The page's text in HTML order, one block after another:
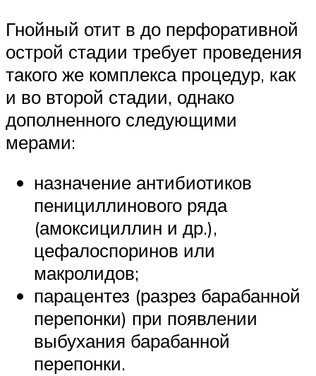
Гнойный отит в до перфоративной
острой стадии требует проведения
такого же комплекса процедур, как
и во второй стадии, однако
дополненного следующими
мерами:
назначение антибиотиков
пенициллинового ряда
(амоксициллин и др.),
цефалоспоринов или
макролидов;
парацентез (разрез барабанной
перепонки) при появлении
выбухания барабанной
перепонки.